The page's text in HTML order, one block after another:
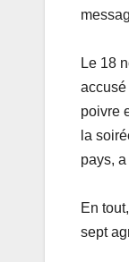
Le 18
accusé
poivre
la
pays,
En
sept